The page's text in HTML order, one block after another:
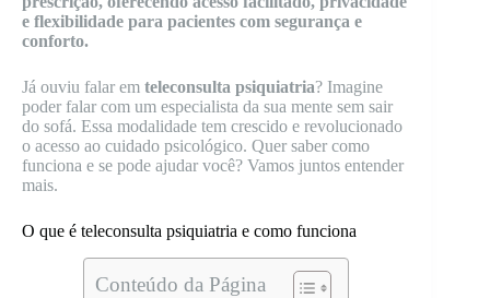
e flexibilidade para pacientes com segurança e
conforto.
Já ouviu falar em teleconsulta psiquiatria? Imagine
poder falar com um especialista da sua mente sem sair
do sofá. Essa modalidade tem crescido e revolucionado
o acesso ao cuidado psicológico. Quer saber como
funciona e se pode ajudar você? Vamos juntos entender
mais.
O que é teleconsulta psiquiatria e como funciona
Conteúdo da Página